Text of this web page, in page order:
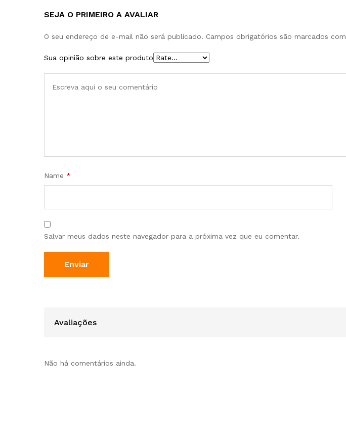
SEJA O PRIMEIRO A AVALIAR
O seu endereço de e-mail não será publicado. Campos obrigatórios são marcados com
Sua opinião sobre este produto
Name *
Salvar meus dados neste navegador para a próxima vez que eu comentar.
Avaliações
Não há comentários ainda.